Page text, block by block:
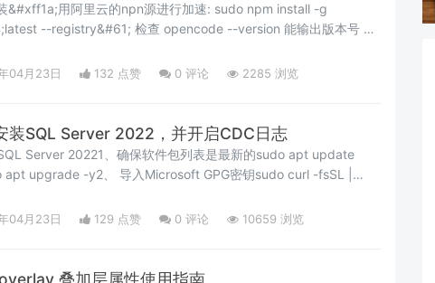
&#xff1a;用阿里云的npn源进行加速: sudo npm install -g
检查 opencode --version 能输出版本号 安
04月23日 132 点赞 0 评论 2285 浏览
装SQL Server 2022，并开启CDC日志
Server 20221、确保软件包列表是最新的sudo apt update
upgrade -y2、 导入Microsoft GPG密钥sudo curl -fsSL |
04月23日 129 点赞 0 评论 10659 浏览
叠加层属性使用指南